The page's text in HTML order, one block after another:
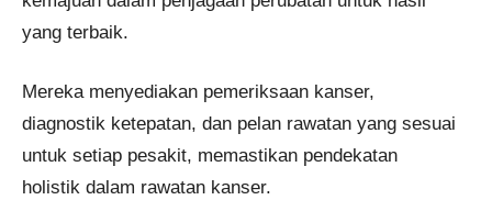
yang terbaik.
Mereka menyediakan pemeriksaan kanser,
diagnostik ketepatan, dan pelan rawatan yang sesuai
untuk setiap pesakit, memastikan pendekatan
holistik dalam rawatan kanser.